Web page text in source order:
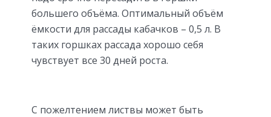
большего объёма. Оптимальный объём
ёмкости для рассады кабачков – 0,5 л. В
таких горшках рассада хорошо себя
чувствует все 30 дней роста.
С пожелтением листвы может быть